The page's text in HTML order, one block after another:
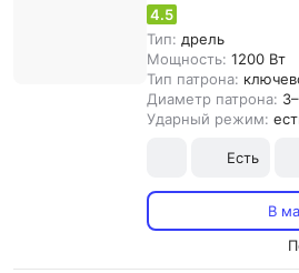
4.5
Тип: дрель
Мощность: 1200 Вт
Тип патрона:
Диаметр патрона:
Ударный режим:
Есть
В